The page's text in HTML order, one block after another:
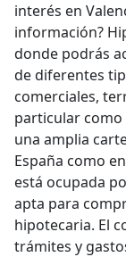
interés en
información?
donde podrás
de diferentes
comerciales,
particular como
una amplia
España como
está ocupada
apta para
hipotecaria. El
trámites y